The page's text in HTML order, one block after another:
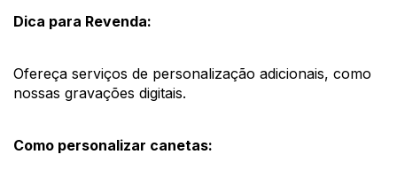
Dica para Revenda:
Ofereça serviços de personalização adicionais, como
nossas gravações digitais.
Como personalizar canetas: